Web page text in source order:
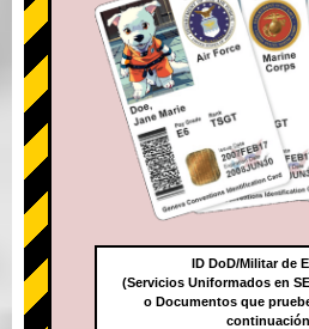
ID DoD/Militar de
(Servicios Uniformados en
o Documentos que
continuación